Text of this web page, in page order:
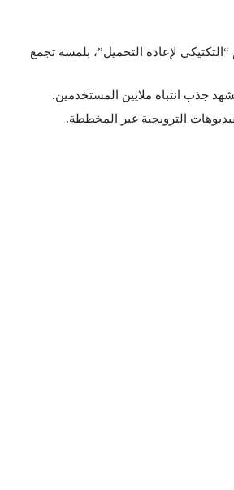
لإعادة التحميل”، بلمسة تجمع
جذب انتباه ملايين المستخدمين.
الترويجية غير المخططة.